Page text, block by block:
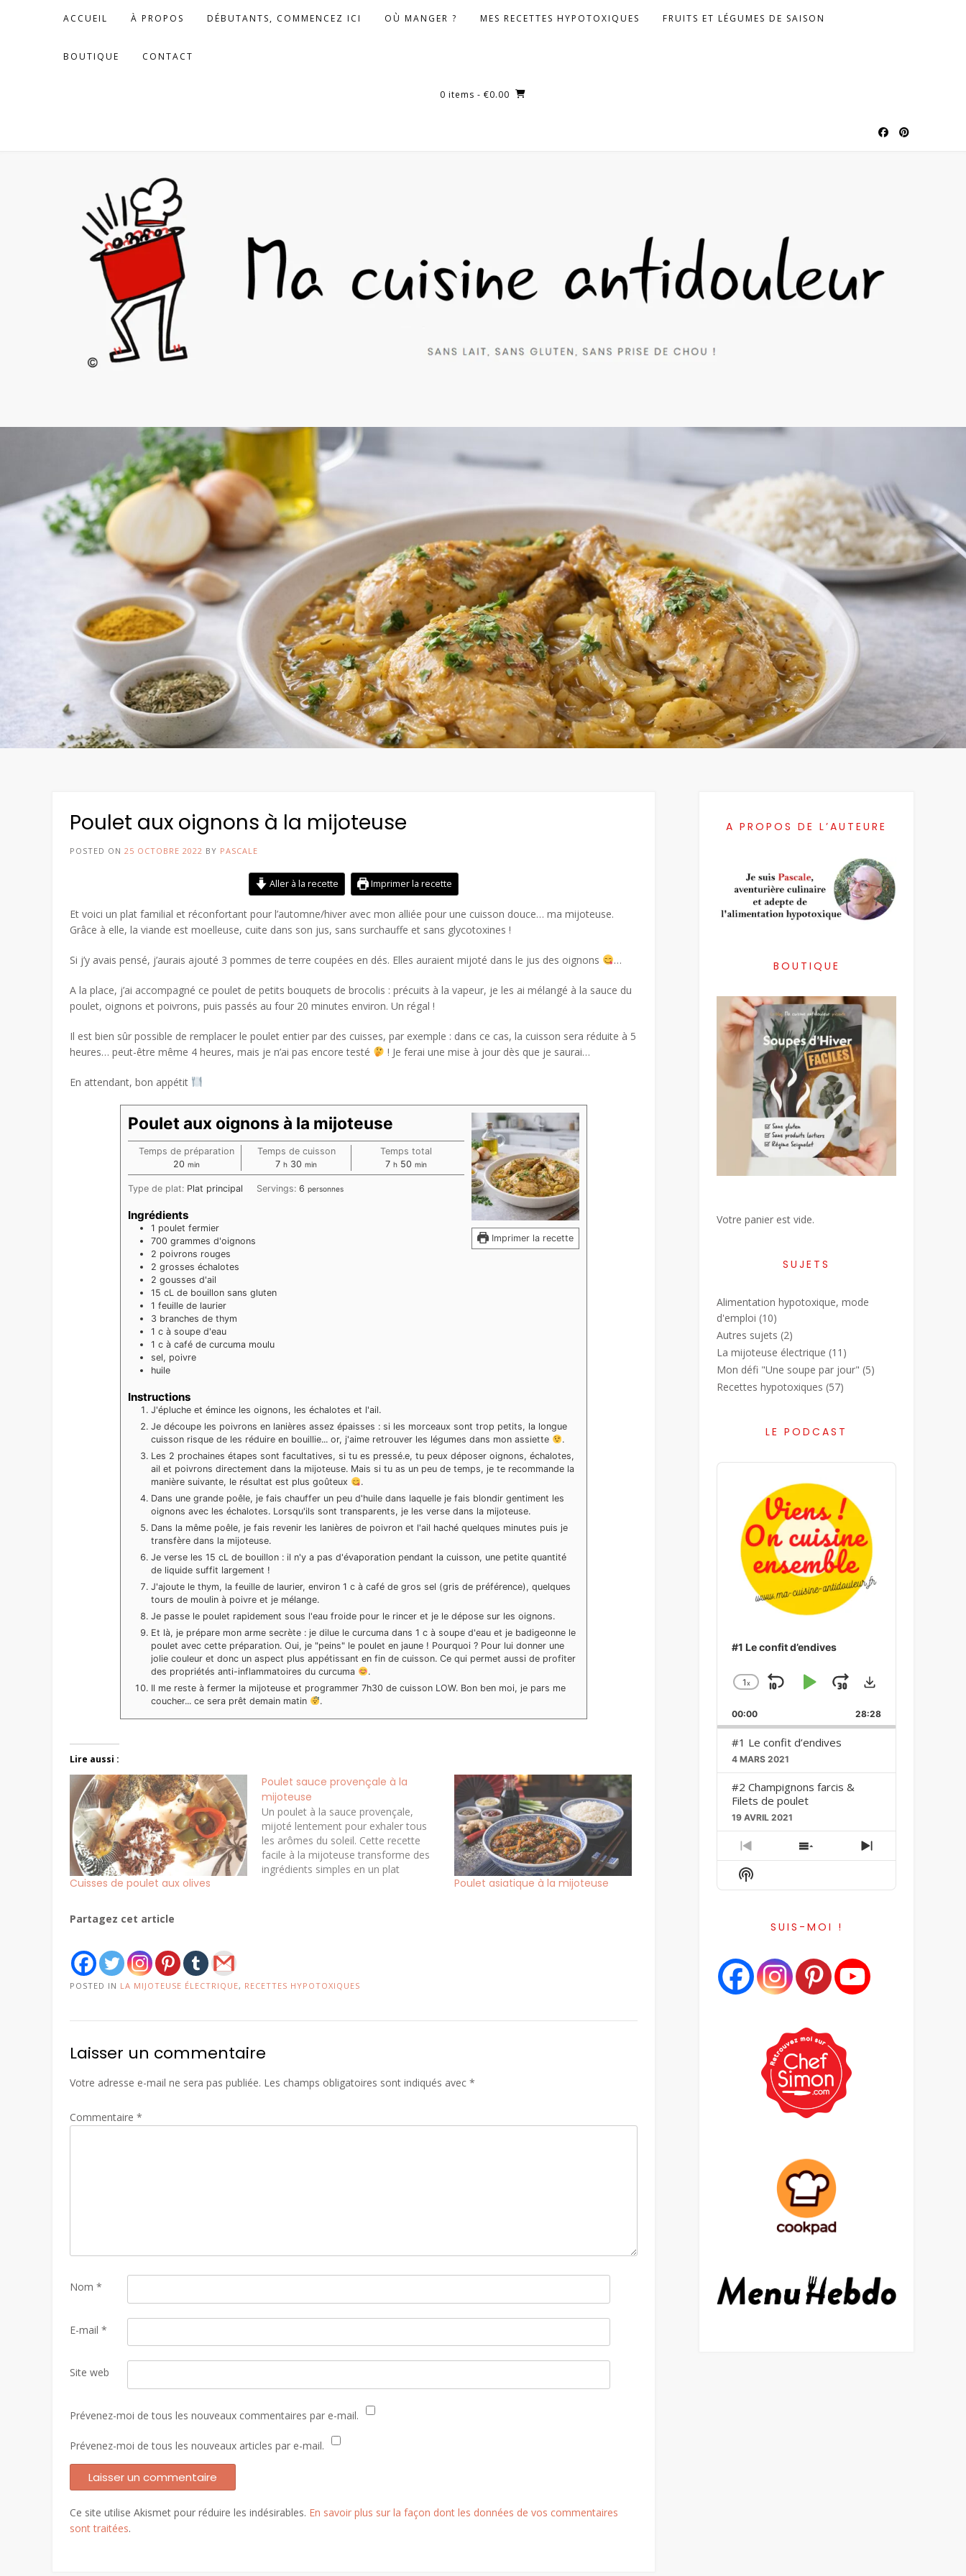
ACCUEIL À PROPOS DÉBUTANTS, COMMENCEZ ICI OÙ MANGER ? MES RECETTES HYPOTOXIQUES FRUITS ET LÉGUMES DE SAISON
BOUTIQUE CONTACT
0 items - €0.00
Poulet aux oignons à la mijoteuse
POSTED ON 25 OCTOBRE 2022 BY PASCALE
Aller à la recette Imprimer la recette
Et voici un plat familial et réconfortant pour l’automne/hiver avec mon alliée pour une cuisson douce… ma mijoteuse.
Grâce à elle, la viande est moelleuse, cuite dans son jus, sans surchauffe et sans glycotoxines !
Si j’y avais pensé, j’aurais ajouté 3 pommes de terre coupées en dés. Elles auraient mijoté dans le jus des oignons …
A la place, j’ai accompagné ce poulet de petits bouquets de brocolis : précuits à la vapeur, je les ai mélangé à la sauce du
poulet, oignons et poivrons, puis passés au four 20 minutes environ. Un régal !
Il est bien sûr possible de remplacer le poulet entier par des cuisses, par exemple : dans ce cas, la cuisson sera réduite à 5
heures… peut-être même 4 heures, mais je n’ai pas encore testé
! Je ferai une mise à jour dès que je saurai…
En attendant, bon appétit
Imprimer la recette
Poulet aux oignons à la mijoteuse
Temps de préparation
20minutes
min
Temps de cuisson
7heures
h 30 minutes
min
Temps total
7heures
h 50 minutes
min
Type de plat: Plat principal Servings:6 personnes
Ingrédients
1 poulet fermier
700 grammes d'oignons
2 poivrons rouges
2 grosses échalotes
2 gousses d'ail
15 cL de bouillon sans gluten
1 feuille de laurier
3 branches de thym
1 c à soupe d'eau
1 c à café de curcuma moulu
sel, poivre
huile
Instructions
J'épluche et émince les oignons, les échalotes et l'ail.
Je découpe les poivrons en lanières assez épaisses : si les morceaux sont trop petits, la longue
cuisson risque de les réduire en bouillie... or, j'aime retrouver les légumes dans mon assiette
.
Les 2 prochaines étapes sont facultatives, si tu es pressé.e, tu peux déposer oignons, échalotes,
ail et poivrons directement dans la mijoteuse. Mais si tu as un peu de temps, je te recommande la
manière suivante, le résultat est plus goûteux
.
Dans une grande poêle, je fais chauffer un peu d'huile dans laquelle je fais blondir gentiment les
oignons avec les échalotes. Lorsqu'ils sont transparents, je les verse dans la mijoteuse.
Dans la même poêle, je fais revenir les lanières de poivron et l'ail haché quelques minutes puis je
transfère dans la mijoteuse.
Je verse les 15 cL de bouillon : il n'y a pas d'évaporation pendant la cuisson, une petite quantité
de liquide suffit largement !
J'ajoute le thym, la feuille de laurier, environ 1 c à café de gros sel (gris de préférence), quelques
tours de moulin à poivre et je mélange.
Je passe le poulet rapidement sous l'eau froide pour le rincer et je le dépose sur les oignons.
Et là, je prépare mon arme secrète : je dilue le curcuma dans 1 c à soupe d'eau et je badigeonne le
poulet avec cette préparation. Oui, je "peins" le poulet en jaune ! Pourquoi ? Pour lui donner une
jolie couleur et donc un aspect plus appétissant en fin de cuisson. Ce qui permet aussi de profiter
des propriétés anti-inflammatoires du curcuma
.
Il me reste à fermer la mijoteuse et programmer 7h30 de cuisson LOW. Bon ben moi, je pars me
coucher... ce sera prêt demain matin
.
Lire aussi :
Cuisses de poulet aux olives
Poulet sauce provençale à la
mijoteuse
Un poulet à la sauce provençale,
mijoté lentement pour exhaler tous
les arômes du soleil. Cette recette
facile à la mijoteuse transforme des
ingrédients simples en un plat
Poulet asiatique à la mijoteuse
Partagez cet article
POSTED IN LA MIJOTEUSE ÉLECTRIQUE, RECETTES HYPOTOXIQUES
Laisser un commentaire
Votre adresse e-mail ne sera pas publiée. Les champs obligatoires sont indiqués avec *
Commentaire *
Nom *
E-mail *
Site web
Prévenez-moi de tous les nouveaux commentaires par e-mail.
Prévenez-moi de tous les nouveaux articles par e-mail.
Ce site utilise Akismet pour réduire les indésirables. En savoir plus sur la façon dont les données de vos commentaires
sont traitées.
A PROPOS DE L’AUTEURE
BOUTIQUE
Votre panier est vide.
SUJETS
Alimentation hypotoxique, mode
d'emploi (10)
Autres sujets (2)
La mijoteuse électrique (11)
Mon défi "Une soupe par jour" (5)
Recettes hypotoxiques (57)
LE PODCAST
Audio
#1 Le confit d’endives
Change
Rate
1x
Skip
Backward
Play
Pause
Jump
Forward
Download
00:00 28:28
#1 Le confit d’endives
4 MARS 2021
#2 Champignons farcis &
Filets de poulet
19 AVRIL 2021
Previous
Episode
Show
Episodes
Next
Episode
Show
Podcast
SUIS-MOI !